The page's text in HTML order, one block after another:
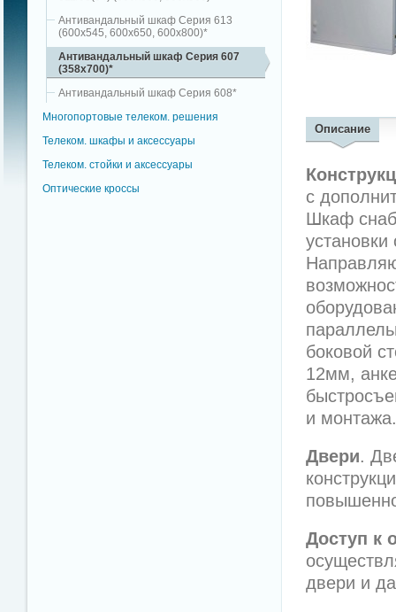
Антивандальный шкаф Серия 613
(600х545, 600х650, 600х800)*
Антивандальный шкаф Серия 607
(358х700)*
Антивандальный шкаф Серия 608*
Многопортовые телеком. решения
Телеком. шкафы и аксессуары
Телеком. стойки и аксессуары
Оптические кроссы
Описание
с
Шкаф
боковой
12мм,
и монтажа.
Двери.
Доступ к
двери и